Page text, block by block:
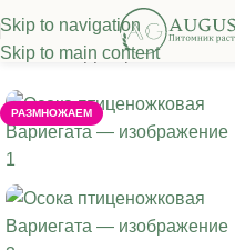
Skip to navigation
Skip to main content
Главная/Декоративные
РАЗМНОЖАЕМ